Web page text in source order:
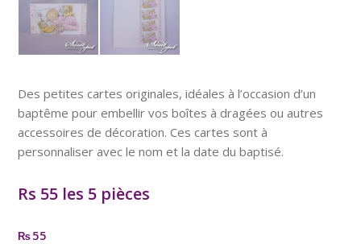
Des petites cartes originales, idéales à l’occasion d’un
baptême pour embellir vos boîtes à dragées ou autres
accessoires de décoration. Ces cartes sont à
personnaliser avec le nom et la date du baptisé.
Rs 55 les 5 pièces
₨55